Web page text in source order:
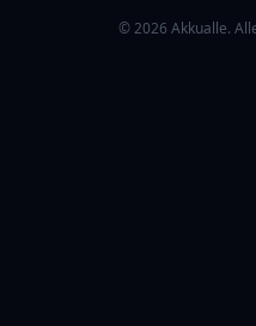
© 2026 Akkualle.